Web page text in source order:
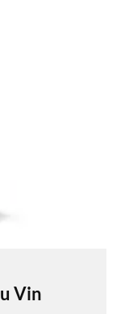
Vin